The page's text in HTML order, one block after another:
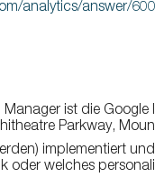
analytics/answer/
ist die
Parkway,
implementiert
oder welches